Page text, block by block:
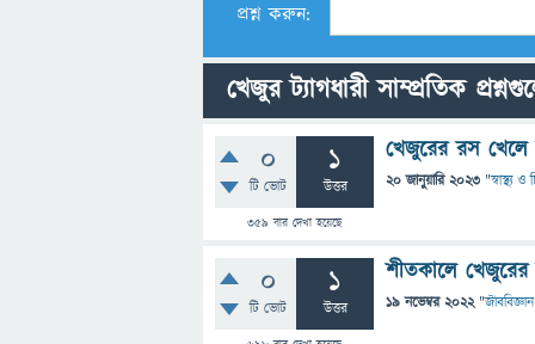
প্রশ্ন করুন:
খেজুর ট্যাগধারী সাম্প্রতিক
0
টি ভোট
1
উত্তর
359 বার দেখা হয়েছে
খেজুরের রস খেলে
20 জানুয়ারি 2023 "স্বাস্থ্য ও
0
টি ভোট
1
উত্তর
শীতকালে খেজুরের
19 নভেম্বর 2022 "জীববিজ্ঞান